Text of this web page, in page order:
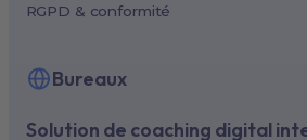
Solution de coaching digital
RGPD & conformité
Bureaux
New York, USA (North America HQ)